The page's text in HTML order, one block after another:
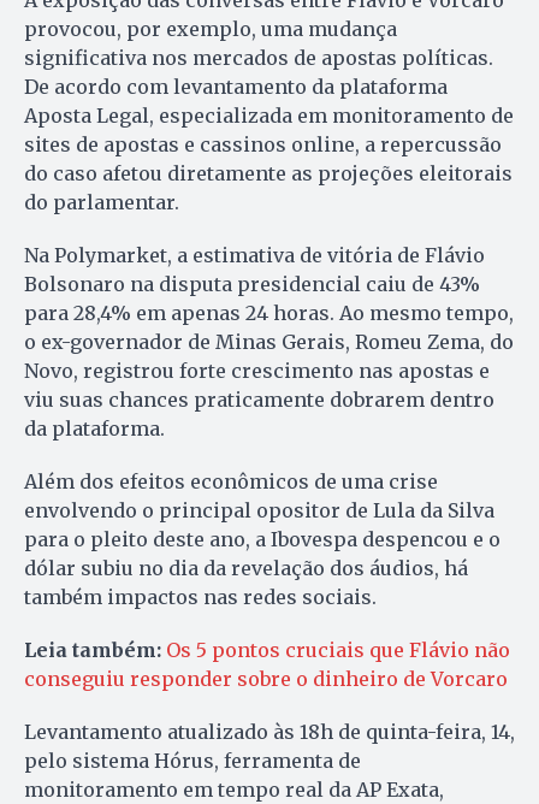
provocou, por exemplo, uma mudança
significativa nos mercados de apostas políticas.
De acordo com levantamento da plataforma
Aposta Legal, especializada em monitoramento de
sites de apostas e cassinos online, a repercussão
do caso afetou diretamente as projeções eleitorais
do parlamentar.
Na Polymarket, a estimativa de vitória de Flávio
Bolsonaro na disputa presidencial caiu de 43%
para 28,4% em apenas 24 horas. Ao mesmo tempo,
o ex-governador de Minas Gerais, Romeu Zema, do
Novo, registrou forte crescimento nas apostas e
viu suas chances praticamente dobrarem dentro
da plataforma.
Além dos efeitos econômicos de uma crise
envolvendo o principal opositor de Lula da Silva
para o pleito deste ano, a Ibovespa despencou e o
dólar subiu no dia da revelação dos áudios, há
também impactos nas redes sociais.
Leia também: Os 5 pontos cruciais que Flávio não
conseguiu responder sobre o dinheiro de Vorcaro
Levantamento atualizado às 18h de quinta-feira, 14,
pelo sistema Hórus, ferramenta de
monitoramento em tempo real da AP Exata,